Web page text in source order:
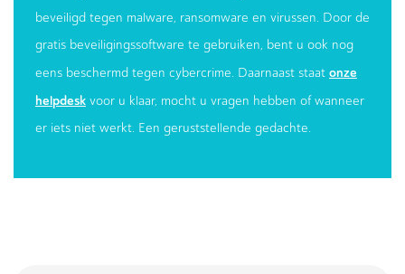
beveiligd tegen malware, ransomware en virussen. Door de
gratis beveiligingssoftware te gebruiken, bent u ook nog
eens beschermd tegen cybercrime. Daarnaast staat onze
helpdesk voor u klaar, mocht u vragen hebben of wanneer
er iets niet werkt. Een geruststellende gedachte.